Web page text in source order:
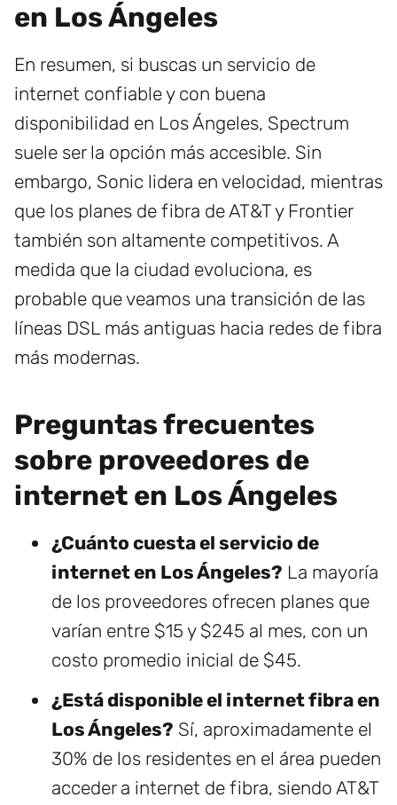
en Los Ángeles
En resumen, si buscas un servicio de
internet confiable y con buena
disponibilidad en Los Ángeles, Spectrum
suele ser la opción más accesible. Sin
embargo, Sonic lidera en velocidad, mientras
que los planes de fibra de AT&T y Frontier
también son altamente competitivos. A
medida que la ciudad evoluciona, es
probable que veamos una transición de las
líneas DSL más antiguas hacia redes de fibra
más modernas.
Preguntas frecuentes
sobre proveedores de
internet en Los Ángeles
¿Cuánto cuesta el servicio de
internet en Los Ángeles? La mayoría
de los proveedores ofrecen planes que
varían entre $15 y $245 al mes, con un
costo promedio inicial de $45.
¿Está disponible el internet fibra en
Los Ángeles? Sí, aproximadamente el
30% de los residentes en el área pueden
acceder a internet de fibra, siendo AT&T